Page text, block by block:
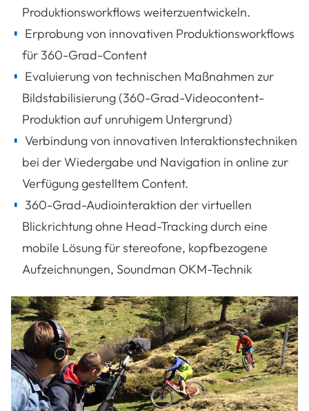
Produktionsworkflows weiterzuentwickeln.
Erprobung von innovativen Produktionsworkflows
für 360-Grad-Content
Evaluierung von technischen Maßnahmen zur
Bildstabilisierung (360-Grad-Videocontent-
Produktion auf unruhigem Untergrund)
Verbindung von innovativen Interaktionstechniken
bei der Wiedergabe und Navigation in online zur
Verfügung gestelltem Content.
360-Grad-Audiointeraktion der virtuellen
Blickrichtung ohne Head-Tracking durch eine
mobile Lösung für stereofone, kopfbezogene
Aufzeichnungen, Soundman OKM-Technik